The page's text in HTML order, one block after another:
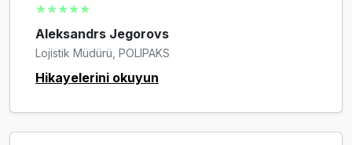
★★★★★
Aleksandrs Jegorovs
Lojistik Müdürü, POLIPAKS
Hikayelerini okuyun